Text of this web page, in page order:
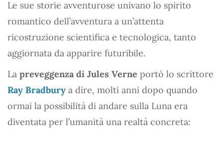
Le sue storie avventurose univano lo spirito
romantico dell’avventura a un’attenta
ricostruzione scientifica e tecnologica, tanto
aggiornata da apparire futuribile.
La preveggenza di Jules Verne portò lo scrittore
Ray Bradbury a dire, molti anni dopo quando
ormai la possibilità di andare sulla Luna era
diventata per l’umanità una realtà concreta: